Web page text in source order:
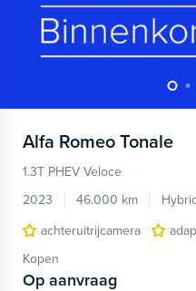
Alfa Romeo Tonale
1.3T PHEV Veloce
2023
46.000 km
achteruitrijcamera
Kopen
Op aanvraag